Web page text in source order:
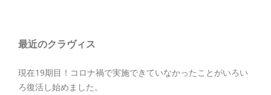
最近のクラヴィス
現在19期目！コロナ禍で実施できていなかったことがいろい
ろ復活し始めました。